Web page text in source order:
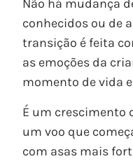
Não há mudança
conhecidos ou de
transição é feita
as emoções da
momento de vida
É um crescimento
um voo que
com asas mais